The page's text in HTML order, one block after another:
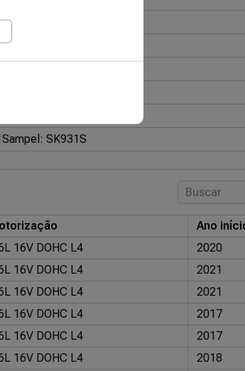
Sampel: SK931S
Ano
16V DOHC L4 2020
16V DOHC L4 2021
16V DOHC L4 2021
16V DOHC L4 2017
16V DOHC L4 2017
16V DOHC L4 2018